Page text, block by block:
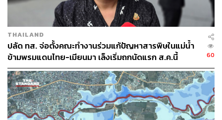
THAILAND
ปลัด ทส. จ่อตั้งคณะทำงานร่วมแก้ปัญหาสารพิษในแม่น้ำ
ข้ามพรมแดนไทย-เมียนมา เล็งเริ่มถกนัดแรก ส.ค.นี้
60